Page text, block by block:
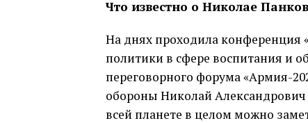
Что известно о Николае
На днях проходила конференция
политики в сфере воспитания и
переговорного форума «Армия-
обороны Николай Александрович
всей планете в целом можно